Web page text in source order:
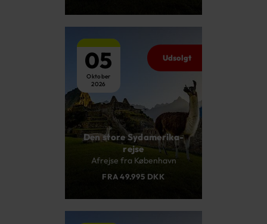
05
Oktober
2026
Udsolgt
Den store Sydamerika-
rejse
Afrejse fra København
FRA 49.995 DKK